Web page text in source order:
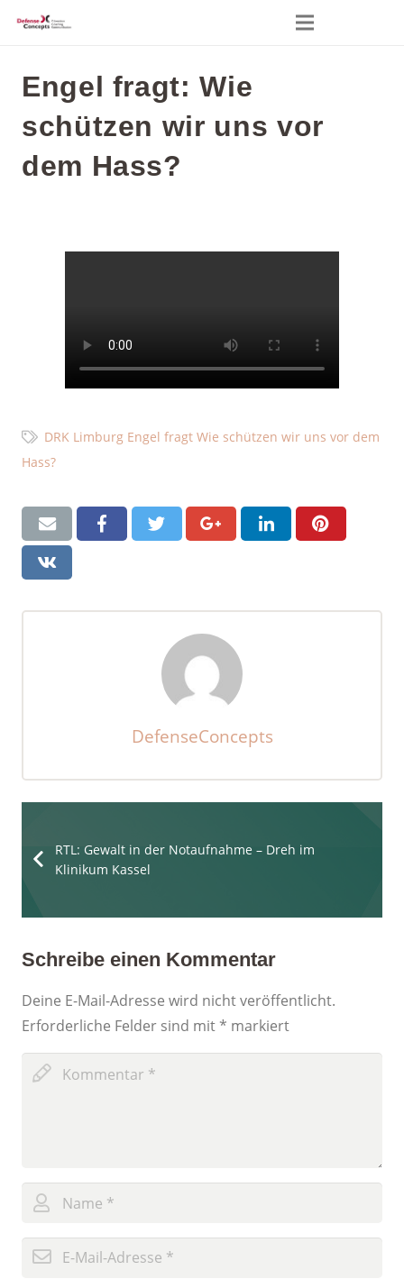
Engel fragt: Wie
schützen wir uns vor
dem Hass?
DRK Limburg Engel fragt Wie schützen wir uns vor dem
Hass?
DefenseConcepts
RTL: Gewalt in der Notaufnahme – Dreh im
Klinikum Kassel
Schreibe einen Kommentar
Deine E-Mail-Adresse wird nicht veröffentlicht.
Erforderliche Felder sind mit * markiert